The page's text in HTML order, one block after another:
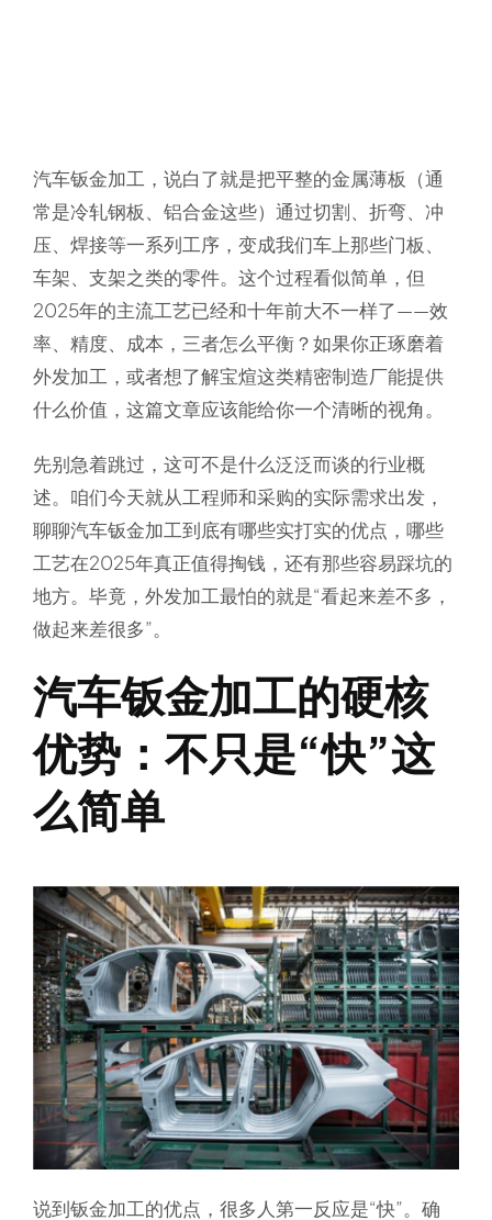
汽车钣金加工，说白了就是把平整的金属薄板（通
常是冷轧钢板、铝合金这些）通过切割、折弯、冲
压、焊接等一系列工序，变成我们车上那些门板、
车架、支架之类的零件。这个过程看似简单，但
2025年的主流工艺已经和十年前大不一样了——效
率、精度、成本，三者怎么平衡？如果你正琢磨着
外发加工，或者想了解宝煊这类精密制造厂能提供
什么价值，这篇文章应该能给你一个清晰的视角。
先别急着跳过，这可不是什么泛泛而谈的行业概
述。咱们今天就从工程师和采购的实际需求出发，
聊聊汽车钣金加工到底有哪些实打实的优点，哪些
工艺在2025年真正值得掏钱，还有那些容易踩坑的
地方。毕竟，外发加工最怕的就是“看起来差不多，
做起来差很多”。
汽车钣金加工的硬核
优势：不只是“快”这
么简单
说到钣金加工的优点，很多人第一反应是“快”。确